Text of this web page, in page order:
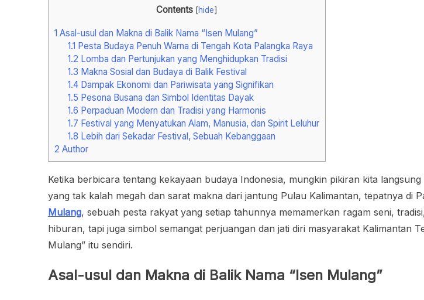
Contents [hide]
1 Asal-usul dan Makna di Balik Nama “Isen Mulang”
1.1 Pesta Budaya Penuh Warna di Tengah Kota Palangka Raya
1.2 Lomba dan Pertunjukan yang Menghidupkan Tradisi
1.3 Makna Sosial dan Budaya di Balik Festival
1.4Dampak Ekonomi dan Pariwisata yang Signifikan
1.5 Pesona Busana dan Simbol Identitas Dayak
1.6 Perpaduan Modern dan Tradisi yang Harmonis
1.7 Festival yang Menyatukan Alam, Manusia, dan Spirit Leluhur
1.8 Lebih dari Sekadar Festival, Sebuah Kebanggaan
2 Author
Ketika berbicara tentang kekayaan budaya Indonesia, mungkin pikiran kita
yang tak kalah megah dan sarat makna dari jantung Pulau Kalimantan, tepatnya di
Mulang, sebuah pesta rakyat yang setiap tahunnya memamerkan ragam seni,
hiburan, tapi juga simbol semangat perjuangan dan jati diri masyarakat Kalimantan
Mulang” itu sendiri.
Asal-usul dan Makna di Balik Nama “Isen Mulang”